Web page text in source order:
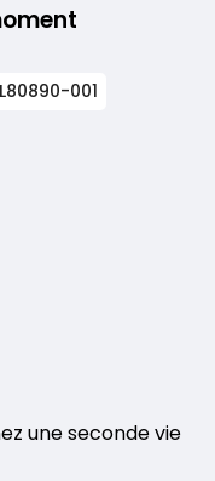
L80890-001
une seconde vie